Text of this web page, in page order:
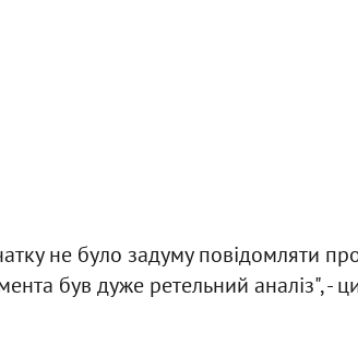
не було задуму повідомляти про
був дуже ретельний аналіз", -